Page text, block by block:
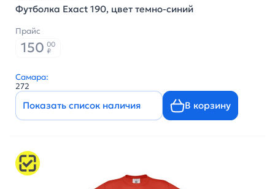
Футболка Exact 190, цвет темно-синий
Прайс
150 00
₽
Самара:
272
Показать список наличия В корзину